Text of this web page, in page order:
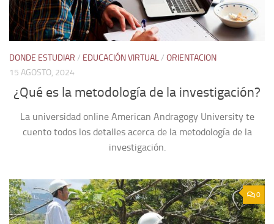
DONDE ESTUDIAR / EDUCACIÓN VIRTUAL/ ORIENTACION
15 AGOSTO, 2024
¿Qué es la metodología de la investigación?
La universidad online American Andragogy University te
cuento todos los detalles acerca de la metodología de la
investigación.
0